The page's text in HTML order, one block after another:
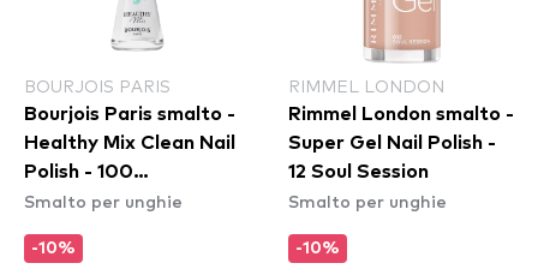
BOURJOIS PARIS
Bourjois Paris smalto -
Healthy Mix Clean Nail
Polish - 100
Blanc'hantement
Smalto per unghie
-10%
RIMMEL LONDON
Rimmel London smalto -
Super Gel Nail Polish -
12 Soul Session
Smalto per unghie
-10%